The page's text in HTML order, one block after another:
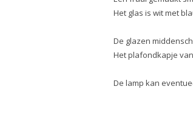
Het glas is wit met
De glazen
Het plafondkapje
De lamp kan